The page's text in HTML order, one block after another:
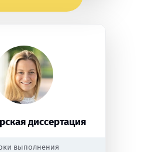
диссертация
выполнения